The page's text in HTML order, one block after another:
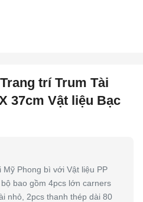
trí Trum Tài
37cm Vật liệu Bạc
Phong bì với Vật liệu PP
bao gồm 4pcs lớn carners
nhỏ, 2pcs thanh thép dài 80